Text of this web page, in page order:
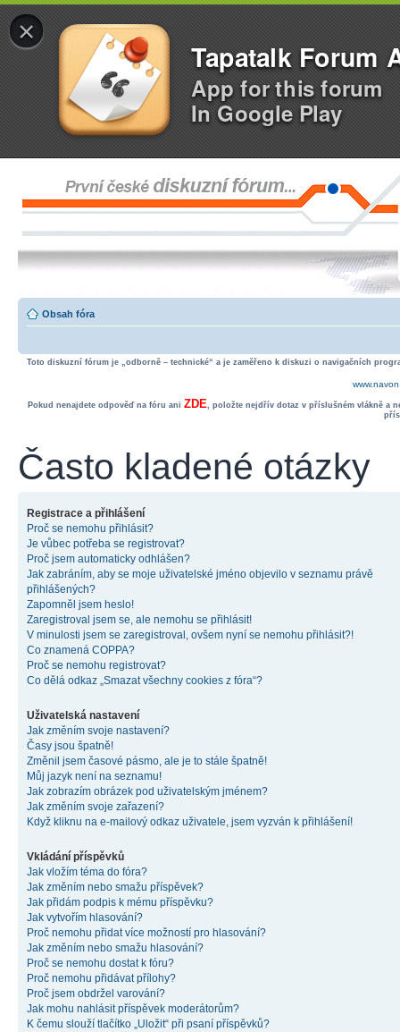
×
Tapatalk Forum
App for this forum
In Google Play
Obsah fóra
Toto diskuzní fórum je „odborně – technické“ a je zaměřeno k diskuzi o navigačních
Pokud nenajdete odpověď na fóru ani ZDE, položte nejdřív dotaz v příslušném vlákně a
Často kladené otázky
Registrace a přihlášení
Proč se nemohu přihlásit?
Je vůbec potřeba se registrovat?
Proč jsem automaticky odhlášen?
Jak zabráním, aby se moje uživatelské jméno objevilo v seznamu právě
přihlášených?
Zapomněl jsem heslo!
Zaregistroval jsem se, ale nemohu se přihlásit!
V minulosti jsem se zaregistroval, ovšem nyní se nemohu přihlásit?!
Co znamená COPPA?
Proč se nemohu registrovat?
Co dělá odkaz „Smazat všechny cookies z fóra“?
Uživatelská nastavení
Jak změním svoje nastavení?
Časy jsou špatně!
Změnil jsem časové pásmo, ale je to stále špatně!
Můj jazyk není na seznamu!
Jak zobrazím obrázek pod uživatelským jménem?
Jak změním svoje zařazení?
Když kliknu na e-mailový odkaz uživatele, jsem vyzván k přihlášení!
Vkládání příspěvků
Jak vložím téma do fóra?
Jak změním nebo smažu příspěvek?
Jak přidám podpis k mému příspěvku?
Jak vytvořím hlasování?
Proč nemohu přidat více možností pro hlasování?
Jak změním nebo smažu hlasování?
Proč se nemohu dostat k fóru?
Proč nemohu přidávat přílohy?
Proč jsem obdržel varování?
Jak mohu nahlásit příspěvek moderátorům?
K čemu slouží tlačítko „Uložit“ při psaní příspěvků?